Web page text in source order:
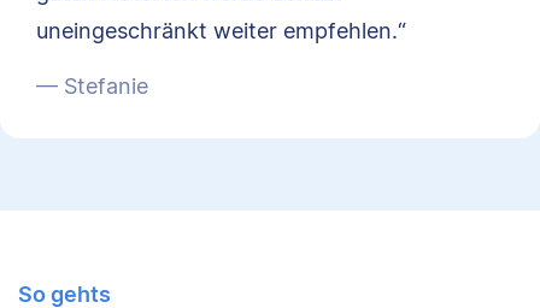
uneingeschränkt weiter empfehlen.“
— Stefanie
So gehts